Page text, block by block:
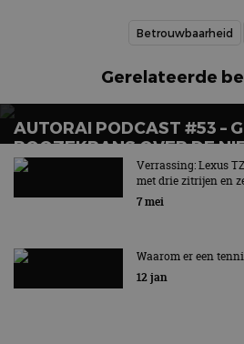
Betrouwbaarheid
Gerelateerde
AUTORAI PODCAST #53 –
ROOZEKRANS OVER DE
ELEKTRISCHE MODELLEN
Verrassing: Lexus
met drie zitrijen en
7 mei
Waarom er een
12 jan